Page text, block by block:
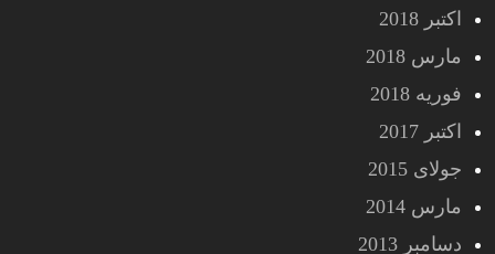
اکتبر 2018
مارس 2018
فوریه 2018
اکتبر 2017
جولای 2015
مارس 2014
دسامبر 2013